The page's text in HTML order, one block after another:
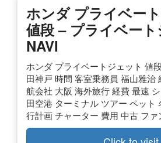
ホンダ プライベー
値段 – プライベート
NAVI
ホンダ プライベートジェット 値
田神戸 時間 客室乗務員 福山雅治
航会社 大阪 海外旅行 経費 最速
田空港 ターミナル ツアー ペット
行計画 チャーター 費用 中古 フ